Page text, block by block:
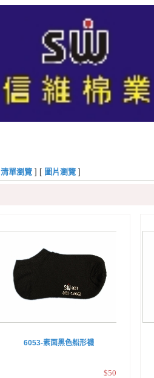
清單瀏覽 ] [ 圖片瀏覽 ]
6053-素面黑色船形襪
$50